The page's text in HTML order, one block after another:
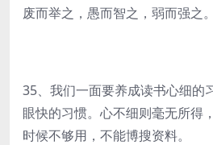
废而举之，愚而智之，弱而强之。
35、我们一面要养成读书心细的
眼快的习惯。心不细则毫无所得
时候不够用，不能博搜资料。